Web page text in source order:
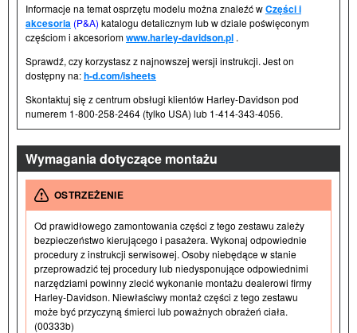
Informacje na temat osprzętu modelu można znaleźć wCzęści i
akcesoria (P&A) katalogu detalicznym lub w dziale poświęconym
częściom i akcesoriomwww.harley-davidson.pl .
Sprawdź, czy korzystasz z najnowszej wersji instrukcji. Jest on
dostępny na:h-d.com/isheets
Skontaktuj się z centrum obsługi klientów Harley-Davidson pod
numerem 1-800-258-2464 (tylko USA) lub 1-414-343-4056.
Wymagania dotyczące montażu
OSTRZEŻENIE
Od prawidłowego zamontowania części z tego zestawu zależy
bezpieczeństwo kierującego i pasażera. Wykonaj odpowiednie
procedury z instrukcji serwisowej. Osoby niebędące w stanie
przeprowadzić tej procedury lub niedysponujące odpowiednimi
narzędziami powinny zlecić wykonanie montażu dealerowi firmy
Harley-Davidson. Niewłaściwy montaż części z tego zestawu
może być przyczyną śmierci lub poważnych obrażeń ciała.
(00333b)